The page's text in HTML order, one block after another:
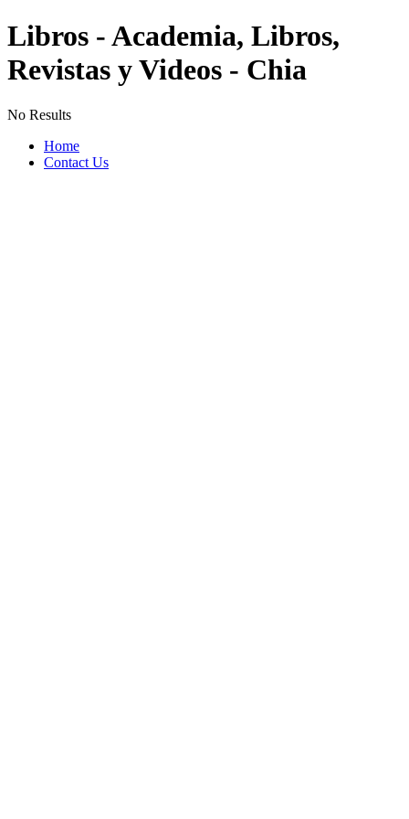
Libros - Academia, Libros,
Revistas y Videos - Chia
No Results
Home
Contact Us